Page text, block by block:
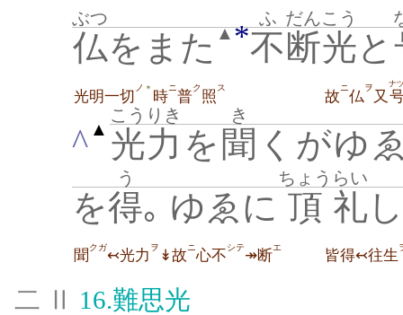
仏
ぶつ
をまた ▲*不
ふ
断光
だんこう
と
光明一切 ノ ＊ 時ニ普ク照 ス 故 ニ仏ヲ 又
ナ
^ ▲ 光力
こうりき
を 聞
き
くがゆ
を得
う
｡ ゆゑに 頂
ちょう
礼
らい
聞 クガ↢光力 ヲ ↡故 ニ心不シテ↠断エ 皆得↢往生
二 Ⅱ 16.難思光